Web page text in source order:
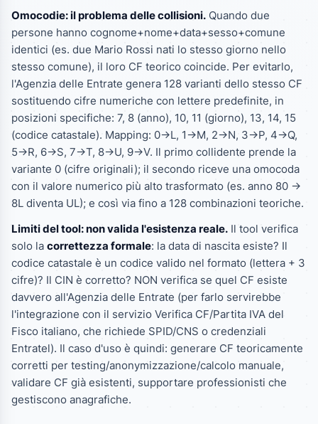
Omocodie: il problema delle collisioni. Quando due
persone hanno cognome+nome+data+sesso+comune
identici (es. due Mario Rossi nati lo stesso giorno nello
stesso comune), il loro CF teorico coincide. Per evitarlo,
l'Agenzia delle Entrate genera 128 varianti dello stesso CF
sostituendo cifre numeriche con lettere predefinite, in
posizioni specifiche: 7, 8 (anno), 10, 11 (giorno), 13, 14, 15
(codice catastale). Mapping: 0->L, 1->M, 2->N, 3->P, 4->Q,
5->R, 6->S, 7->T, 8->U, 9->V. Il primo collidente prende la
variante 0 (cifre originali); il secondo riceve una omocoda
con il valore numerico più alto trasformato (es. anno 80 ->
8L diventa UL); e così via fino a 128 combinazioni teoriche.
Limiti del tool: non valida l'esistenza reale. Il tool verifica
solo la correttezza formale: la data di nascita esiste? Il
codice catastale è un codice valido nel formato (lettera + 3
cifre)? Il CIN è corretto? NON verifica se quel CF esiste
davvero all'Agenzia delle Entrate (per farlo servirebbe
l'integrazione con il servizio Verifica CF/Partita IVA del
Fisco italiano, che richiede SPID/CNS o credenziali
Entratel). Il caso d'uso è quindi: generare CF teoricamente
corretti per testing/anonymizzazione/calcolo manuale,
validare CF già esistenti, supportare professionisti che
gestiscono anagrafiche.